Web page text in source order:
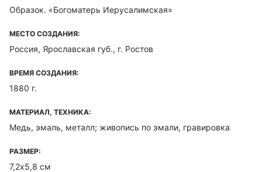
Образок. «Богоматерь Иерусалимская»
МЕСТО СОЗДАНИЯ:
Россия, Ярославская губ., г. Ростов
ВРЕМЯ СОЗДАНИЯ:
1880 г.
МАТЕРИАЛ, ТЕХНИКА:
Медь, эмаль, металл; живопись по эмали, гравировка
РАЗМЕР:
7,2х5,8 см